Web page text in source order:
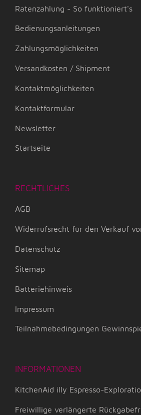
Ratenzahlung - So funktioniert's
Bedienungsanleitungen
Zahlungsmöglichkeiten
Versandkosten / Shipment
Kontaktmöglichkeiten
Kontaktformular
Newsletter
Startseite
RECHTLICHES
AGB
Widerrufsrecht für den Verkauf
Datenschutz
Sitemap
Batteriehinweis
Impressum
Teilnahmebedingungen
INFORMATIONEN
KitchenAid illy Espresso-
Freiwillige verlängerte